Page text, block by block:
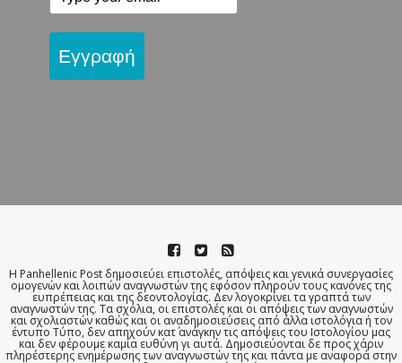
Εγγραφή
Η Panhellenic Post δημοσιεύει επιστολές, απόψεις και γενικά συνεργασίες
ομογενών και λοιπών αναγνωστών της εφόσον πληρούν τους κανόνες της
ευπρέπειας και της δεοντολογίας. Δεν λογοκρίνει τα γραπτά των
αναγνωστών της. Τα σχόλια, οι επιστολές και οι απόψεις των αναγνωστών
και σχολιαστών καθώς και οι αναδημοσιεύσεις από άλλα ιστολόγια ή τον
έντυπο Τύπο, δεν απηχούν κατ΄ ανάγκην τις απόψεις του Ιστολογίου μας
και δεν φέρουμε καμία ευθύνη γι αυτά. Δημοσιεύονται δε προς χάριν
πληρέστερης ενημέρωσης των αναγνωστών της και πάντα με αναφορά στην